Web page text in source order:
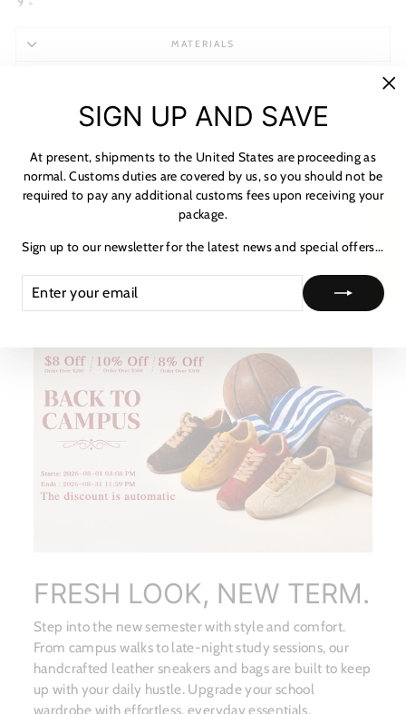
MATERIALS
NOTICE & CARE GUIDE
PAYMENT & TAX
HOW TO TRACK
ASK A QUESTION
FRESH LOOK, NEW TERM.
Step into the new semester with style and comfort.
From campus walks to late-night study sessions, our
handcrafted leather sneakers and bags are built to keep
up with your daily hustle. Upgrade your school
wardrobe with effortless, everyday essentials.
SIGN UP AND SAVE
At present, shipments to the United States are proceeding as
normal. Customs duties are covered by us, so you should not be
required to pay any additional customs fees upon receiving your
package.
Sign up to our newsletter for the latest news and special offers...
YOUR
EMAIL
★ レビュー